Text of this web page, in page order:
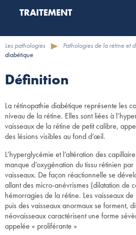
TRAITEMENT
Les pathologies Pathologies de la rétine et
diabétique
Définition
La rétinopathie diabétique représente les
niveau de la rétine. Elles sont liées à
vaisseaux de la rétine de petit calibre,
des lésions visibles au fond d’œil.
L’hyperglycémie et l’altération des
manque d’oxygénation du tissu rétinien
vaisseaux. De façon réactionnelle se
allant des micro-anévrismes (dilatation de
hémorragies de la rétine. Les vaisseaux
puis des vaisseaux anormaux se forment,
néovaisseaux caractérisent une forme
appelée « proliférante »